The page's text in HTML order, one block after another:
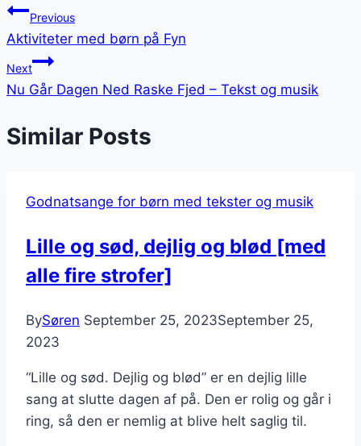
Post
navigation
Previous
Aktiviteter med børn på Fyn
Next
Nu Går Dagen Ned Raske Fjed – Tekst og musik
Similar Posts
Godnatsange for børn med tekster og musik
Lille og sød, dejlig og blød [med
alle fire strofer]
BySøren September 25, 2023September 25,
2023
“Lille og sød. Dejlig og blød” er en dejlig lille
sang at slutte dagen af på. Den er rolig og går i
ring, så den er nemlig at blive helt saglig til.